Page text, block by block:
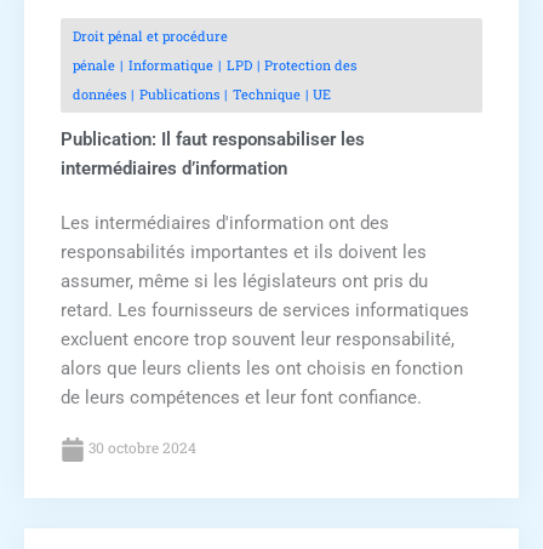
Droit pénal et procédure
pénale
Informatique LPD
Protection des
données
Publications Technique UE
Publication: Il faut responsabiliser les
intermédiaires d’information
Les intermédiaires d'information ont des
responsabilités importantes et ils doivent les
assumer, même si les législateurs ont pris du
retard. Les fournisseurs de services informatiques
excluent encore trop souvent leur responsabilité,
alors que leurs clients les ont choisis en fonction
de leurs compétences et leur font confiance.
30 octobre 2024